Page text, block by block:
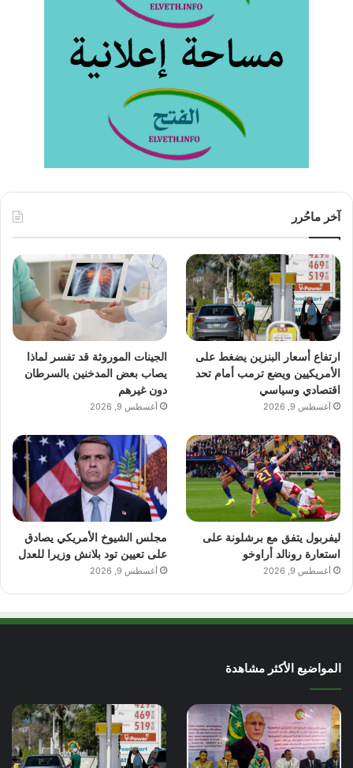
آخر ماحُرر
ارتفاع أسعار البنزين يضغط على
الأمريكيين ويضع ترمب أمام تحد
اقتصادي وسياسي
أغسطس 9, 2026
الجينات الموروثة قد تفسر لماذا
يصاب بعض المدخنين بالسرطان
دون غيرهم
أغسطس 9, 2026
ليفربول يتفق مع برشلونة على
استعارة رونالد أراوخو
أغسطس 9, 2026
مجلس الشيوخ الأمريكي يصادق
على تعيين تود بلانش وزيرا للعدل
أغسطس 9, 2026
المواضيع الأكثر مشاهدة